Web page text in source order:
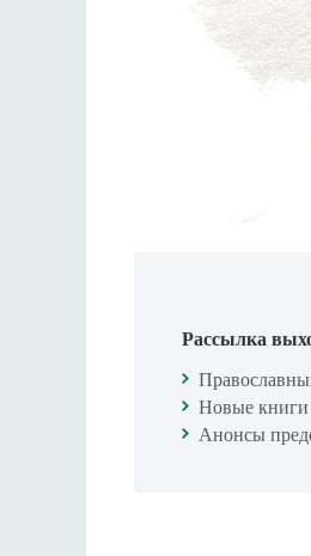
Рассылка
Новые книги
Анонсы